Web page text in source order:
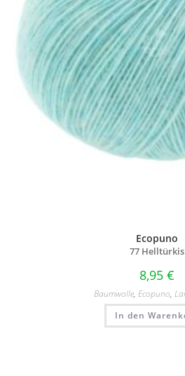
Ecopuno
77 Helltürkis
8,95 €
Baumwolle, Ecopuno,
In den